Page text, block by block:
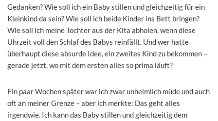
Gedanken? Wie soll ich ein Baby stillen und gleichzeitig für ein
Kleinkind da sein? Wie soll ich beide Kinder ins Bett bringen?
Wie soll ich meine Tochter aus der Kita abholen, wenn diese
Uhrzeit voll den Schlaf des Babys reinfällt. Und wer hatte
überhaupt diese absurde Idee, ein zweites Kind zu bekommen –
gerade jetzt, wo mit dem ersten alles so prima läuft?
Ein paar Wochen später war ich zwar unheimlich müde und auch
oft an meiner Grenze – aber ich merkte: Das geht alles
irgendwie. Ich kann das Baby stillen und gleichzeitig dem